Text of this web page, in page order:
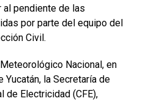
pendiente de las
por parte del equipo del
Civil.
Nacional, en
Yucatán, la Secretaría de
de Electricidad (CFE),